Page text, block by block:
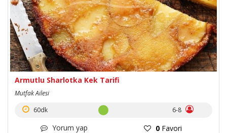
Armutlu Sharlotka Kek Tarifi
Mutfak Ailesi
60dk
6-8
Yorum yap 0 Favori